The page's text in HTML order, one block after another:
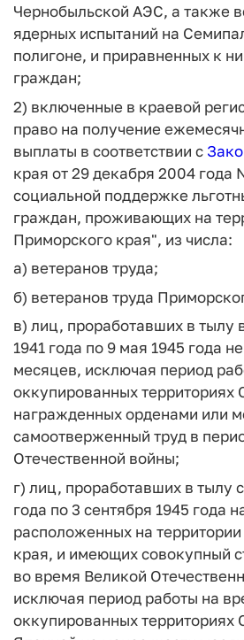
Чернобыльской АЭС, а также
ядерных испытаний на
полигоне, и приравненных к
граждан;
2) включенные в краевой
право на получение
выплаты в соответствии с
края от 29 декабря 2004 года
социальной поддержке
граждан, проживающих на
Приморского края", из числа:
а) ветеранов труда;
б) ветеранов труда
в) лиц, проработавших в тылу
1941 года по 9 мая 1945 года
месяцев, исключая период
оккупированных территориях
награжденных орденами или
самоотверженный труд в
Отечественной войны;
г) лиц, проработавших в тылу
года по 3 сентября 1945 года
расположенных на
края, и имеющих совокупный
во время Великой
исключая период работы на
оккупированных территориях